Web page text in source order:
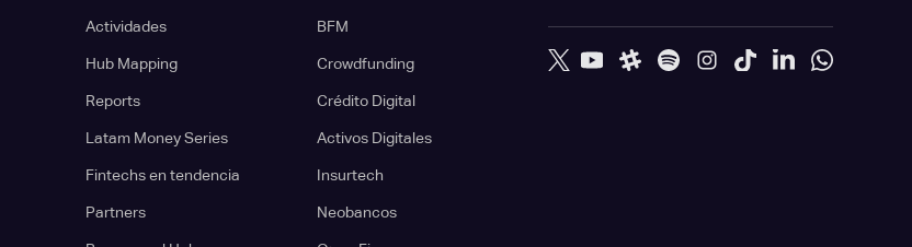
Actividades
Hub Mapping
Reports
Latam Money Series
Fintechs en tendencia
Partners
BFM
Crowdfunding
Crédito Digital
Activos Digitales
Insurtech
Neobancos